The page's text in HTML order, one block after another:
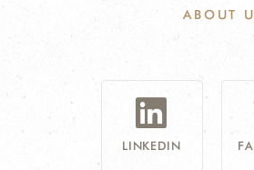
ABOUT
LINKEDIN